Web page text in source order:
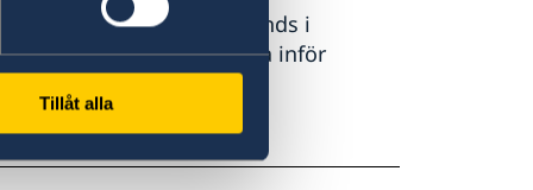
Tillåt alla
nationellt id-kort utomlands i
du behöver förbereda inför